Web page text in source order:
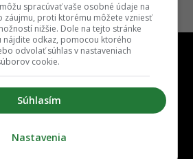
spracúvať vaše osobné údaje na
záujmu, proti ktorému môžete vzniesť
nižšie. Dole na tejto stránke
nájdite odkaz, pomocou ktorého
odvolať súhlas v nastaveniach
cookie.
Súhlasím
Nastavenia